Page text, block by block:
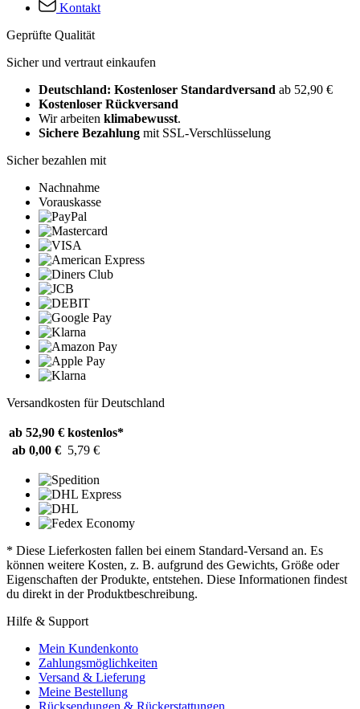
Kontakt
Geprüfte Qualität
Sicher und vertraut einkaufen
Deutschland: Kostenloser Standardversand ab 52,90 €
Kostenloser Rückversand
Wir arbeiten klimabewusst.
Sichere Bezahlung mit SSL-Verschlüsselung
Sicher bezahlen mit
Nachnahme
Vorauskasse
Versandkosten für Deutschland
ab 52,90 € kostenlos*
ab 0,00 € 5,79 €
* Diese Lieferkosten fallen bei einem Standard-Versand an. Es
können weitere Kosten, z. B. aufgrund des Gewichts, Größe oder
Eigenschaften der Produkte, entstehen. Diese Informationen findest
du direkt in der Produktbeschreibung.
Hilfe & Support
Mein Kundenkonto
Zahlungsmöglichkeiten
Versand & Lieferung
Meine Bestellung